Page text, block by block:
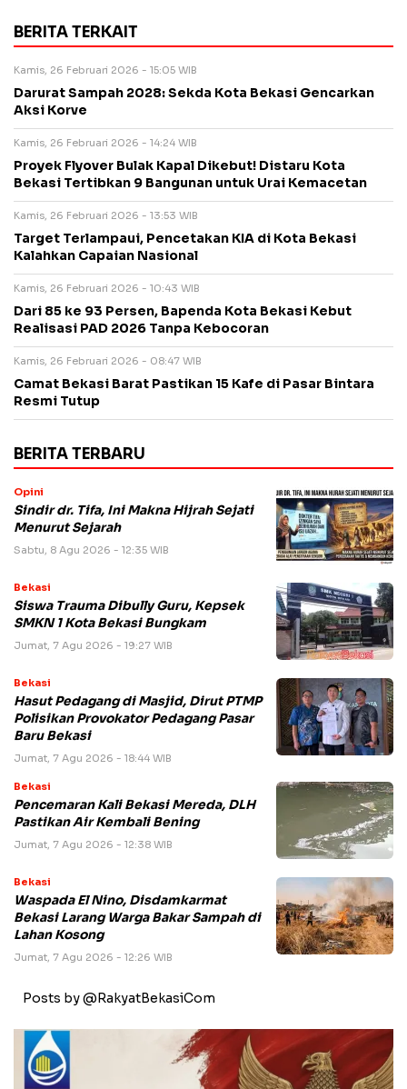
BERITA TERKAIT
Kamis, 26 Februari 2026 - 15:05 WIB
Darurat Sampah 2028: Sekda Kota Bekasi Gencarkan
Aksi Korve
Kamis, 26 Februari 2026 - 14:24 WIB
Proyek Flyover Bulak Kapal Dikebut! Distaru Kota
Bekasi Tertibkan 9 Bangunan untuk Urai Kemacetan
Kamis, 26 Februari 2026 - 13:53 WIB
Target Terlampaui, Pencetakan KIA di Kota Bekasi
Kalahkan Capaian Nasional
Kamis, 26 Februari 2026 - 10:43 WIB
Dari 85 ke 93 Persen, Bapenda Kota Bekasi Kebut
Realisasi PAD 2026 Tanpa Kebocoran
Kamis, 26 Februari 2026 - 08:47 WIB
Camat Bekasi Barat Pastikan 15 Kafe di Pasar Bintara
Resmi Tutup
BERITA TERBARU
Opini
Sindir dr. Tifa, Ini Makna Hijrah Sejati
Menurut Sejarah
Sabtu, 8 Agu 2026 - 12:35 WIB
Bekasi
Siswa Trauma Dibully Guru, Kepsek
SMKN 1 Kota Bekasi Bungkam
Jumat, 7 Agu 2026 - 19:27 WIB
Bekasi
Hasut Pedagang di Masjid, Dirut PTMP
Polisikan Provokator Pedagang Pasar
Baru Bekasi
Jumat, 7 Agu 2026 - 18:44 WIB
Bekasi
Pencemaran Kali Bekasi Mereda, DLH
Pastikan Air Kembali Bening
Jumat, 7 Agu 2026 - 12:38 WIB
Bekasi
Waspada El Nino, Disdamkarmat
Bekasi Larang Warga Bakar Sampah di
Lahan Kosong
Jumat, 7 Agu 2026 - 12:26 WIB
Posts by @RakyatBekasiCom